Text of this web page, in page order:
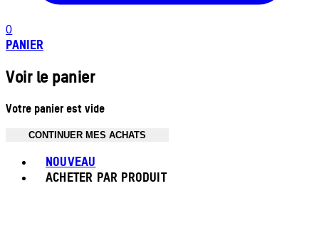
0
PANIER
Voir le panier
Votre panier est vide
CONTINUER MES ACHATS
NOUVEAU
ACHETER PAR PRODUIT